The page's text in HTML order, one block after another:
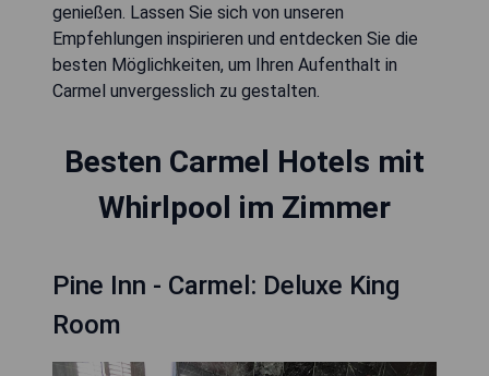
genießen. Lassen Sie sich von unseren
Empfehlungen inspirieren und entdecken Sie die
besten Möglichkeiten, um Ihren Aufenthalt in
Carmel unvergesslich zu gestalten.
Besten Carmel Hotels mit
Whirlpool im Zimmer
Pine Inn - Carmel: Deluxe King
Room